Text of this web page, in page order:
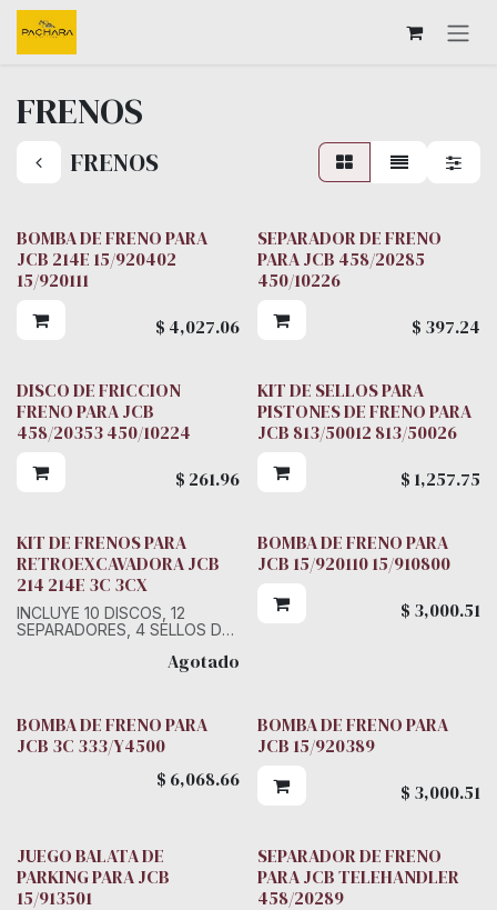
Ir al contenido
FRENOS
FRENOS
BOMBA DE FRENO PARA
JCB 214E 15/920402
15/920111
$ 4,027.06
SEPARADOR DE FRENO
PARA JCB 458/20285
450/10226
$ 397.24
DISCO DE FRICCION
FRENO PARA JCB
458/20353 450/10224
$ 261.96
KIT DE SELLOS PARA
PISTONES DE FRENO PARA
JCB 813/50012 813/50026
$ 1,257.75
KIT DE FRENOS PARA
RETROEXCAVADORA JCB
214 214E 3C 3CX
INCLUYE 10 DISCOS, 12
SEPARADORES, 4 SELLOS DE
Agotado
BOMBA DE FRENO PARA
JCB 15/920110 15/910800
$ 3,000.51
BOMBA DE FRENO PARA
JCB 3C 333/Y4500
$ 6,068.66
BOMBA DE FRENO PARA
JCB 15/920389
$ 3,000.51
JUEGO BALATA DE
PARKING PARA JCB
15/913501
SEPARADOR DE FRENO
PARA JCB TELEHANDLER
458/20289